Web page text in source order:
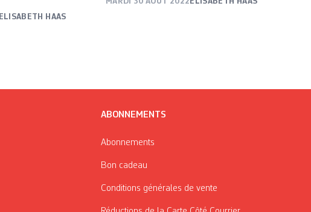
ELISABETH HAAS
ABONNEMENTS
Abonnements
Bon cadeau
Conditions générales de vente